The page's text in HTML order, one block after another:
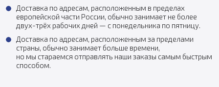
Доставка по адресам, расположенным в пределах
европейской части России, обычно занимает не более
двух-трёх рабочих дней — с понедельника по пятницу.
Доставка по адресам, расположенным за пределами
страны, обычно занимает больше времени,
но мы стараемся отправлять наши заказы самым быстрым
способом.